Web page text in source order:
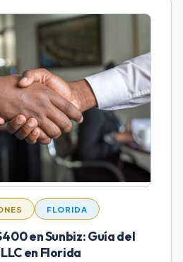
FLORIDA
en Sunbiz: Guía del
en Florida